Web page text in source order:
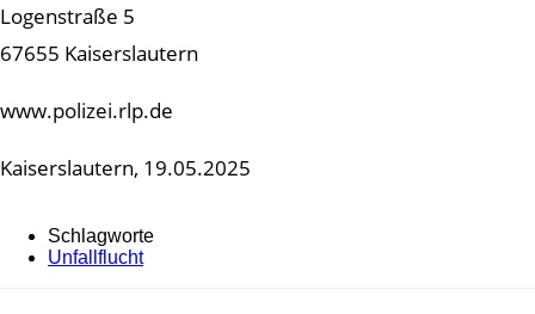
Logenstraße 5
67655 Kaiserslautern
www.polizei.rlp.de
Kaiserslautern, 19.05.2025
Schlagworte
Unfallflucht